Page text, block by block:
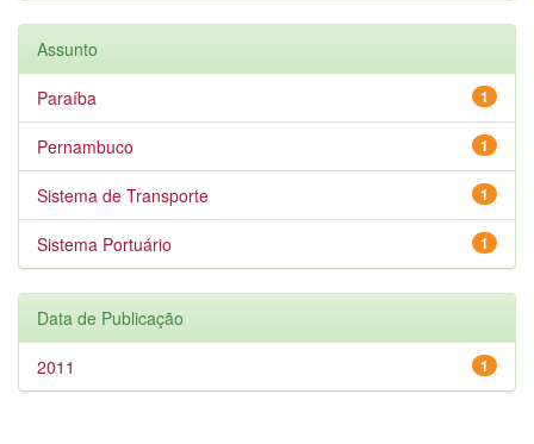
Assunto
1
Paraíba
1
Pernambuco
1
Sistema de Transporte
1
Sistema Portuário
Data de Publicação
1
2011